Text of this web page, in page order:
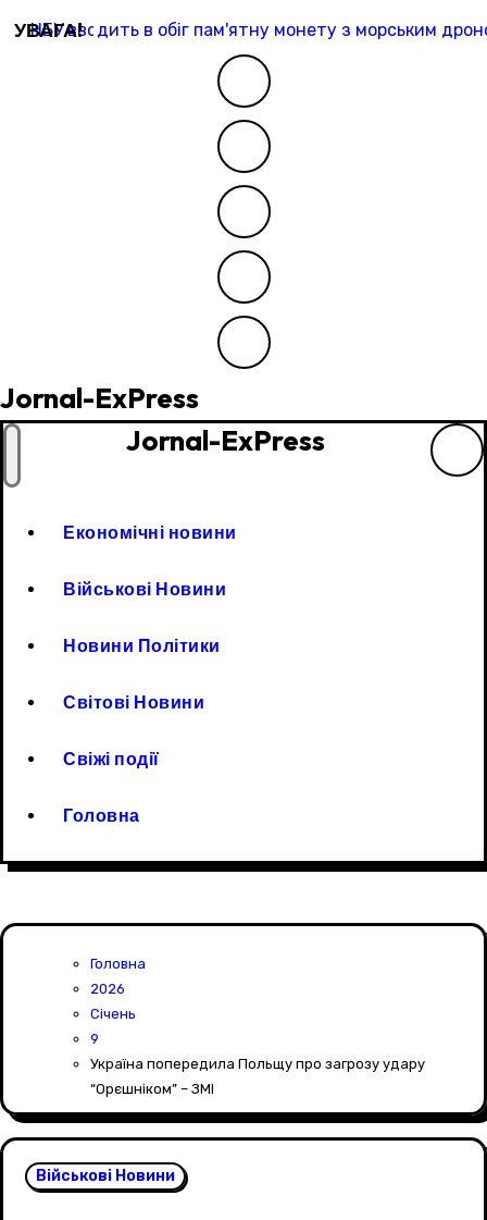
до
УВАГА!
НБУ вводить в обіг пам'ятну монету з морським
Jornal-ExPress
Jornal-ExPress
Економічні новини
Військові Новини
Новини Політики
Світові Новини
Свіжі події
Головна
Головна
2026
Січень
9
Україна попередила Польщу про загрозу удару
“Орєшніком” – ЗМІ
Військові Новини